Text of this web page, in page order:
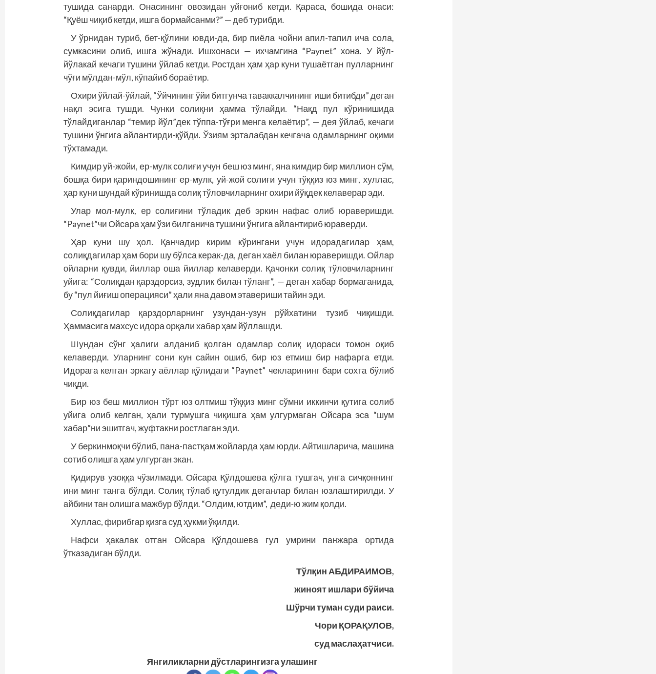
тушида санарди. Онасининг овозидан уйғониб кетди. Қараса, бошида онаси:
“Қуёш чиқиб кетди, ишга бормайсанми?” — деб турибди.
У ўрнидан туриб, бет-қўлини ювди-да, бир пиёла чойни апил-тапил ича сола,
сумкасини олиб, ишга жўнади. Ишхонаси — ихчамгина “Paynet” хона. У йўл-
йўлакай кечаги тушини ўйлаб кетди. Ростдан ҳам ҳар куни тушаётган пулларнинг
чўғи мўлдан-мўл, кўпайиб бораётир.
Охири ўйлай-ўйлай, “Ўйчининг ўйи битгунча таваккалчининг иши битибди” деган
нақл эсига тушди. Чунки солиқни ҳамма тўлайди. “Нақд пул кўринишида
тўлайдиганлар “темир йўл”дек тўппа-тўғри менга келаётир”, — дея ўйлаб, кечаги
тушини ўнгига айлантирди-қўйди. Ўзиям эрталабдан кечгача одамларнинг оқими
тўхтамади.
Кимдир уй-жойи, ер-мулк солиғи учун беш юз минг, яна кимдир бир миллион сўм,
бошқа бири қариндошининг ер-мулк, уй-жой солиғи учун тўққиз юз минг, хуллас,
ҳар куни шундай кўринишда солиқ тўловчиларнинг охири йўқдек келаверар эди.
Улар мол-мулк, ер солиғини тўладик деб эркин нафас олиб юраверишди.
“Paynet”чи Ойсара ҳам ўзи билганича тушини ўнгига айлантириб юраверди.
Ҳар куни шу ҳол. Қанчадир кирим кўрингани учун идорадагилар ҳам,
солиқдагилар ҳам бори шу бўлса керак-да, деган хаёл билан юраверишди. Ойлар
ойларни қувди, йиллар оша йиллар келаверди. Қачонки солиқ тўловчиларнинг
уйига: “Солиқдан қарздорсиз, зудлик билан тўланг”, — деган хабар бормаганида,
бу “пул йиғиш операцияси” ҳали яна давом этавериши тайин эди.
Солиқдагилар қарздорларнинг узундан-узун рўйхатини тузиб чиқишди.
Ҳаммасига махсус идора орқали хабар ҳам йўллашди.
Шундан сўнг ҳалиги алданиб қолган одамлар солиқ идораси томон оқиб
келаверди. Уларнинг сони кун сайин ошиб, бир юз етмиш бир нафарга етди.
Идорага келган эркагу аёллар қўлидаги “Paynet” чекларининг бари сохта бўлиб
чиқди.
Бир юз беш миллион тўрт юз олтмиш тўққиз минг сўмни иккинчи қутига солиб
уйига олиб келган, ҳали турмушга чиқишга ҳам улгурмаган Ойсара эса “шум
хабар”ни эшитгач, жуфтакни ростлаган эди.
У беркинмоқчи бўлиб, пана-пастқам жойларда ҳам юрди. Айтишларича, машина
сотиб олишга ҳам улгурган экан.
Қидирув узоққа чўзилмади. Ойсара Қўлдошева қўлга тушгач, унга сичқоннинг
ини минг танга бўлди. Солиқ тўлаб қутулдик деганлар билан юзлаштирилди. У
айбини тан олишга мажбур бўлди. “Олдим, ютдим”, деди-ю жим қолди.
Хуллас, фирибгар қизга суд ҳукми ўқилди.
Нафси ҳакалак отган Ойсара Қўлдошева гул умрини панжара ортида
ўтказадиган бўлди.
Тўлқин АБДИРАИМОВ,
жиноят ишлари бўйича
Шўрчи туман суди раиси.
Чори ҚОРАҚУЛОВ,
суд маслаҳатчиси.
Янгиликларни дўстларингизга улашинг